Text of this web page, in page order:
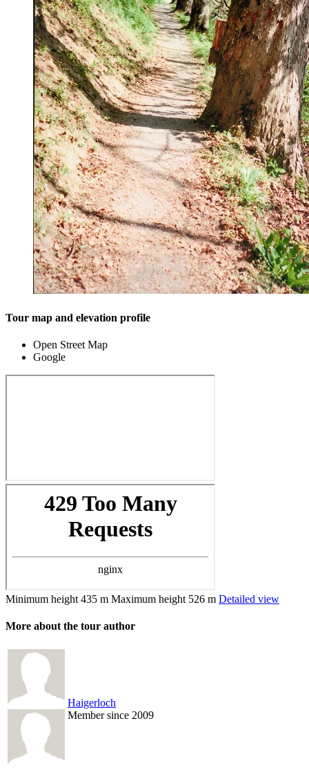
Tour map and elevation profile
Open Street Map
Google
Minimum height 435 m Maximum height 526 m Detailed view
More about the tour author
Haigerloch
Member since 2009